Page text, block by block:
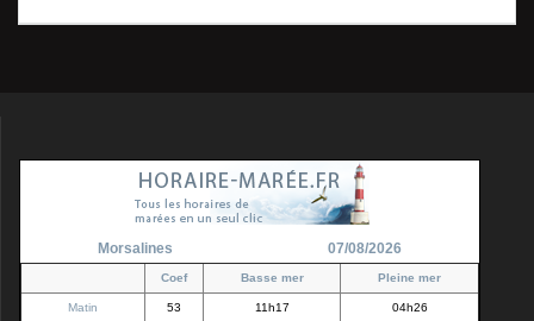
Morsalines 07/08/2026
Coef Basse mer Pleine mer
Matin 53 11h17 04h26